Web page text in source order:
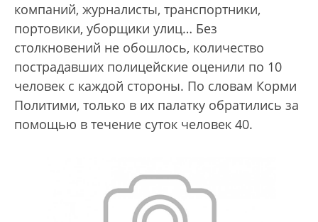
компаний, журналисты, транспортники,
портовики, уборщики улиц… Без
столкновений не обошлось, количество
пострадавших полицейские оценили по 10
человек с каждой стороны. По словам Корми
Политими, только в их палатку обратились за
помощью в течение суток человек 40.